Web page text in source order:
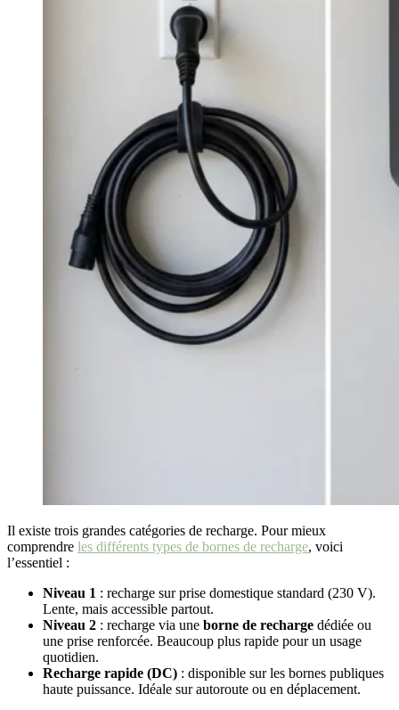
Il existe trois grandes catégories de recharge. Pour mieux
comprendre les différents types de bornes de recharge, voici
l’essentiel :
Niveau 1 : recharge sur prise domestique standard (230 V).
Lente, mais accessible partout.
Niveau 2 : recharge via une borne de recharge dédiée ou
une prise renforcée. Beaucoup plus rapide pour un usage
quotidien.
Recharge rapide (DC) : disponible sur les bornes publiques
haute puissance. Idéale sur autoroute ou en déplacement.